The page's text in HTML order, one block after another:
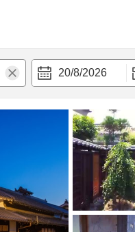
20/8/2026